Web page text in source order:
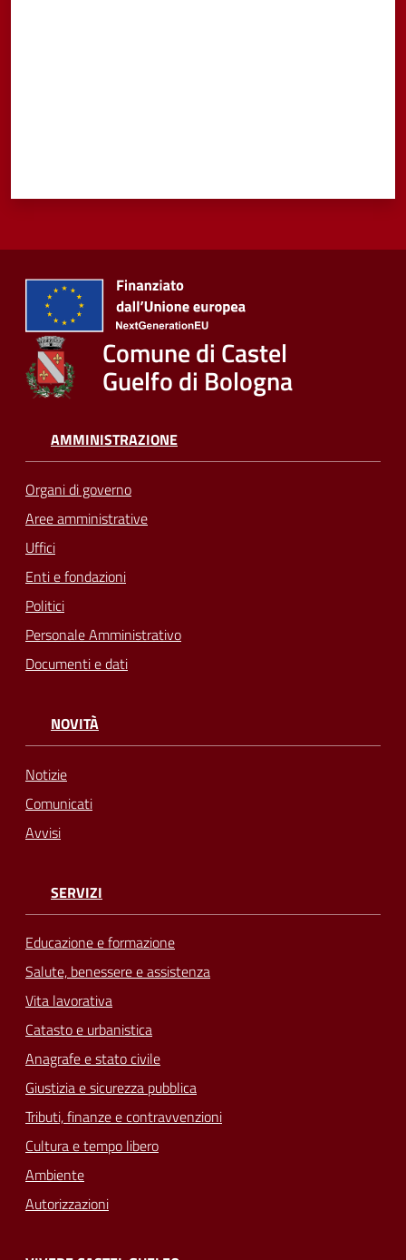
Comune di Castel
Guelfo di Bologna
AMMINISTRAZIONE
Organi di governo
Aree amministrative
Uffici
Enti e fondazioni
Politici
Personale Amministrativo
Documenti e dati
NOVITÀ
Notizie
Comunicati
Avvisi
SERVIZI
Educazione e formazione
Salute, benessere e assistenza
Vita lavorativa
Catasto e urbanistica
Anagrafe e stato civile
Giustizia e sicurezza pubblica
Tributi, finanze e contravvenzioni
Cultura e tempo libero
Ambiente
Autorizzazioni